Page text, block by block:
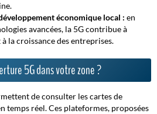
économique local : en
avancées, la 5G contribue à
la croissance des entreprises.
5G dans votre zone ?
de consulter les cartes de
temps réel. Ces plateformes, proposées